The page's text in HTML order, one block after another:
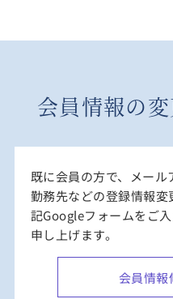
会員情報の
既に会員の方で、メール
勤務先などの登録情報
記Googleフォームをご
申し上げます。
会員情報